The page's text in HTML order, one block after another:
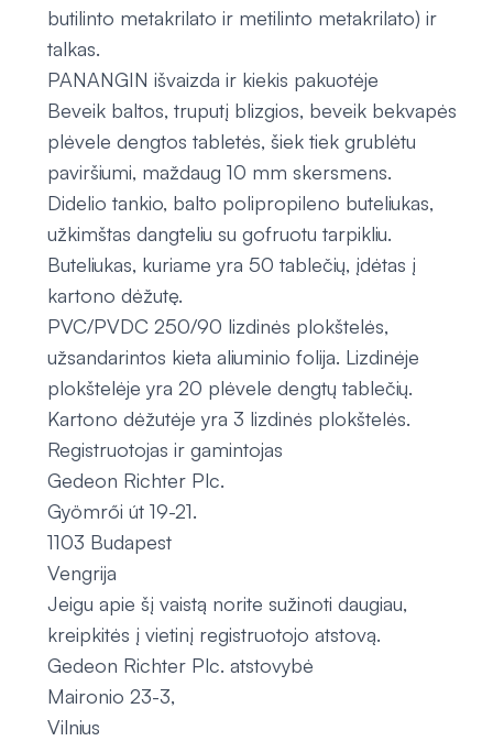
butilinto metakrilato ir metilinto metakrilato) ir
talkas.
PANANGIN išvaizda ir kiekis pakuotėje
Beveik baltos, truputį blizgios, beveik bekvapės
plėvele dengtos tabletės, šiek tiek grublėtu
paviršiumi, maždaug 10 mm skersmens.
Didelio tankio, balto polipropileno buteliukas,
užkimštas dangteliu su gofruotu tarpikliu.
Buteliukas, kuriame yra 50 tablečių, įdėtas į
kartono dėžutę.
PVC/PVDC 250/90 lizdinės plokštelės,
užsandarintos kieta aliuminio folija. Lizdinėje
plokštelėje yra 20 plėvele dengtų tablečių.
Kartono dėžutėje yra 3 lizdinės plokštelės.
Registruotojas ir gamintojas
Gedeon Richter Plc.
Gyömrői út 19-21.
1103 Budapest
Vengrija
Jeigu apie šį vaistą norite sužinoti daugiau,
kreipkitės į vietinį registruotojo atstovą.
Gedeon Richter Plc. atstovybė
Maironio 23-3,
Vilnius